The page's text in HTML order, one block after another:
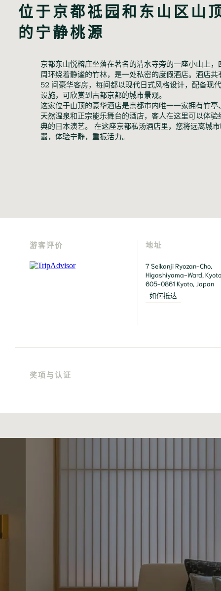
位于京都祗园和东山区山
的宁静桃源
京都东山悦榕庄坐落在著名的清水寺旁的一座小山上，
周环绕着静谧的竹林，是一处私密的度假酒店。酒店共
52 间豪华客房，每间都以现代日式风格设计，配备现
设施，可欣赏到古都京都的城市景观。
这家位于山顶的豪华酒店是京都市内唯一一家拥有竹亭
天然温泉和正宗能乐舞台的酒店，客人在这里可以体验
典的日本演艺。 在这座京都私汤酒店里，您将远离城
嚣，体验宁静，重振活力。
游客评价 地址
7 Seikanji Ryozan-Cho,
Higashiyama-Ward,
605-0861 Kyoto, Japan
如何抵达
奖项与认证